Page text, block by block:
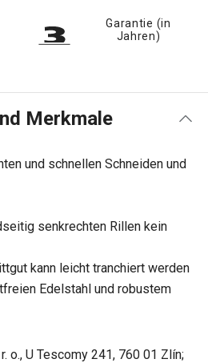
Garantie (in
Jahren)
Merkmale
und schnellen Schneiden und
senkrechten Rillen kein
kann leicht tranchiert werden
Edelstahl und robustem
o., U Tescomy 241, 760 01 Zlín;